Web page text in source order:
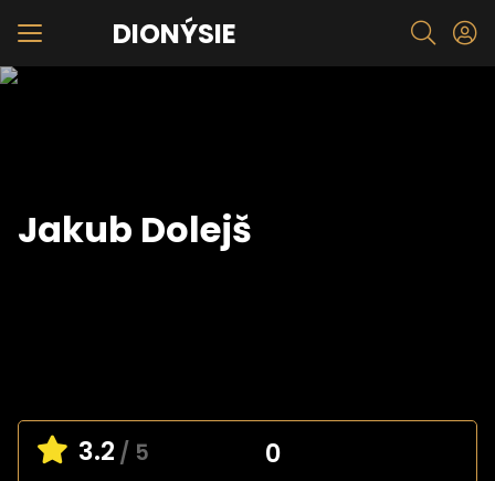
DIONÝSIE
Jakub Dolejš
3.2 / 5 0